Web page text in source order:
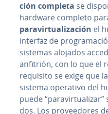
ción completa se
hardware completo
pa­ra­vi­r­tua­li­za­ción el
interfaz de
sistemas alojados
anfitrión, con lo que el
requisito se exige que
sistema operativo del
puede
dos. Los pro­vee­do­res